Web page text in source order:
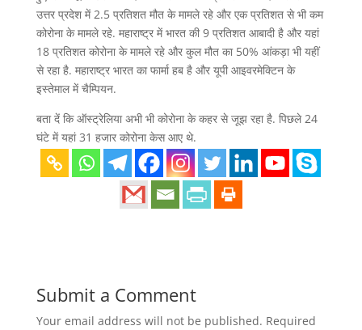
उत्तर प्रदेश में 2.5 प्रतिशत मौत के मामले रहे और एक प्रतिशत से भी कम
कोरोना के मामले रहे. महाराष्ट्र में भारत की 9 प्रतिशत आबादी है और यहां
18 प्रतिशत कोरोना के मामले रहे और कुल मौत का 50% आंकड़ा भी यहीं
से रहा है. महाराष्ट्र भारत का फार्मा हब है और यूपी आइवरमेक्टिन के
इस्तेमाल में चैम्पियन.
बता दें कि ऑस्ट्रेलिया अभी भी कोरोना के कहर से जूझ रहा है. पिछले 24
घंटे में यहां 31 हजार कोरोना केस आए थे.
Submit a Comment
Your email address will not be published. Required